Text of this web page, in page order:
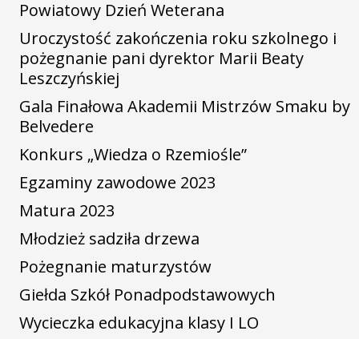
Powiatowy Dzień Weterana
Uroczystość zakończenia roku szkolnego i
pożegnanie pani dyrektor Marii Beaty
Leszczyńskiej
Gala Finałowa Akademii Mistrzów Smaku by
Belvedere
Konkurs „Wiedza o Rzemiośle”
Egzaminy zawodowe 2023
Matura 2023
Młodzież sadziła drzewa
Pożegnanie maturzystów
Giełda Szkół Ponadpodstawowych
Wycieczka edukacyjna klasy I LO